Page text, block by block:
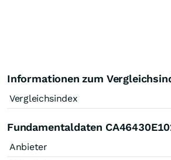
Informationen zum
Vergleichsindex
Fundamentaldaten
Anbieter